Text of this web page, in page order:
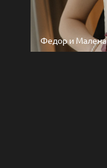
Федор и Малена